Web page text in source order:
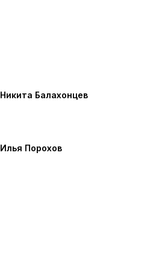
Никита Балахонцев
Илья Порохов